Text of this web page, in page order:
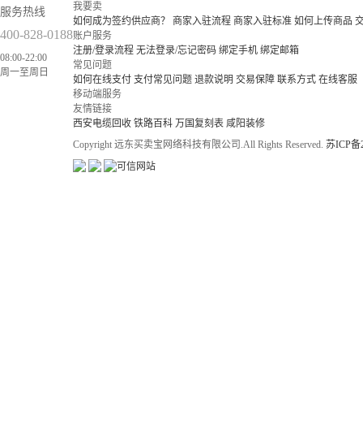
服务热线
400-828-0188
08:00-22:00
周一至周日
我要卖
如何成为签约供应商？
商家入驻流程 商家入驻标准 如何上传商品
账户服务
注册/登录流程 无法登录/忘记密码 绑定手机 绑定邮箱
常见问题
如何在线支付 支付常见问题 退款说明 交易保障 联系方式 在线客服
移动端服务
友情链接
西安电缆回收 铁路百科 万国复刻表 咸阳装修
Copyright 远东买卖宝网络科技有限公司.All Rights Reserved. 苏ICP备